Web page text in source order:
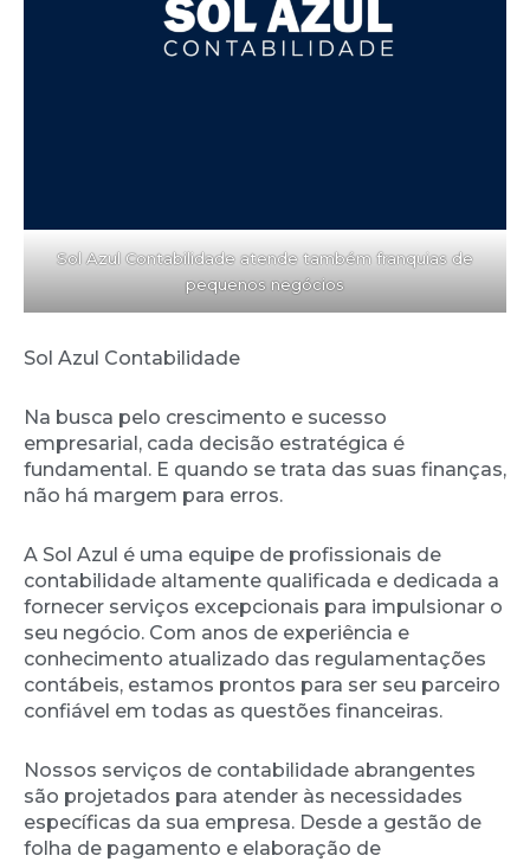
Sol Azul Contabilidade atende também franquias de
pequenos negócios
Sol Azul Contabilidade
Na busca pelo crescimento e sucesso
empresarial, cada decisão estratégica é
fundamental. E quando se trata das suas finanças,
não há margem para erros.
A Sol Azul é uma equipe de profissionais de
contabilidade altamente qualificada e dedicada a
fornecer serviços excepcionais para impulsionar o
seu negócio. Com anos de experiência e
conhecimento atualizado das regulamentações
contábeis, estamos prontos para ser seu parceiro
confiável em todas as questões financeiras.
Nossos serviços de contabilidade abrangentes
são projetados para atender às necessidades
específicas da sua empresa. Desde a gestão de
folha de pagamento e elaboração de